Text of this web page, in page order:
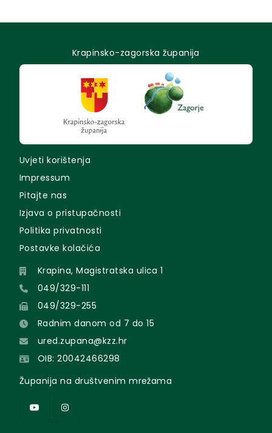
Krapinsko-zagorska županija
Uvjeti korištenja
Impressum
Pitajte nas
Izjava o pristupačnosti
Politika privatnosti
Postavke kolačića
Krapina, Magistratska ulica 1
049/329-111
049/329-255
Radnim danom od 7 do 15
ured.zupana@kzz.hr
OIB: 20042466298
Županija na društvenim mrežama